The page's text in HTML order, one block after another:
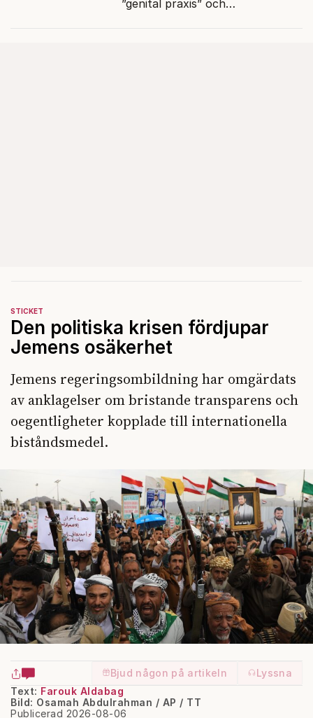
”genital praxis” och
STICKET
Den politiska krisen fördjupar
Jemens osäkerhet
Jemens regeringsombildning har omgärdats
av anklagelser om bristande transparens och
oegentligheter kopplade till internationella
biståndsmedel.
Bjud någon på artikeln
Lyssna
Text: Farouk Aldabag
Publicerad 2026-08-06
Bild: Osamah Abdulrahman / AP / TT